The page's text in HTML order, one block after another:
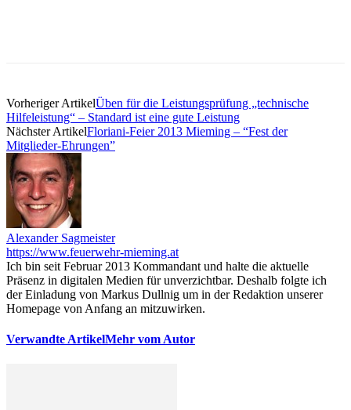
Vorheriger ArtikelÜben für die Leistungsprüfung „technische
Hilfeleistung“ – Standard ist eine gute Leistung
Nächster ArtikelFloriani-Feier 2013 Mieming – “Fest der
Mitglieder-Ehrungen”
Alexander Sagmeister
https://www.feuerwehr-mieming.at
Ich bin seit Februar 2013 Kommandant und halte die aktuelle
Präsenz in digitalen Medien für unverzichtbar. Deshalb folgte ich
der Einladung von Markus Dullnig um in der Redaktion unserer
Homepage von Anfang an mitzuwirken.
Verwandte ArtikelMehr vom Autor